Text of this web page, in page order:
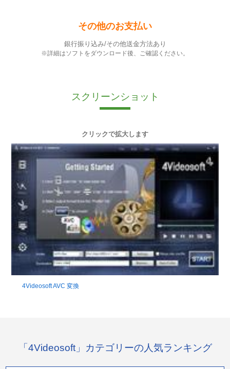
その他のお支払い
銀行振り込み/その他送金方法あり
※詳細はソフトをダウンロード後、ご確認ください。
スクリーンショット
クリックで拡大します
4Videosoft AVC 変換
「4Videosoft」カテゴリーの人気ランキング